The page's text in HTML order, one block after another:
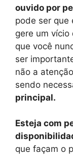
ouvido por
pode ser que
gere um
que você
ser
não a
sendo
principal.
Esteja com
que façam o